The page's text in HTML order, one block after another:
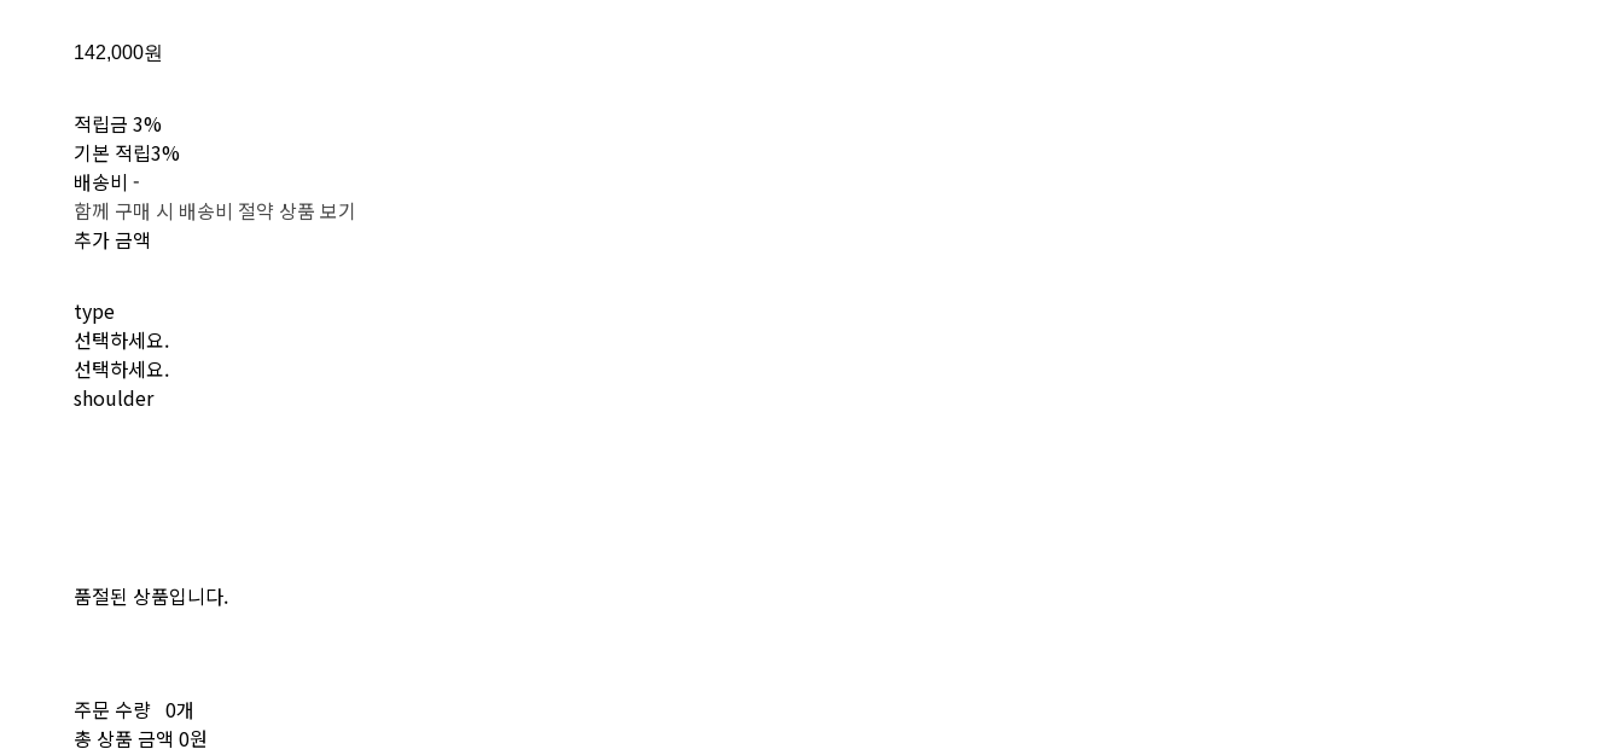
142,000원
적립금 3%
기본 적립3%
배송비-
함께 구매 시 배송비 절약 상품 보기
추가 금액
type
선택하세요.
선택하세요.
shoulder
품절된 상품입니다.
주문 수량 0개
총 상품 금액 0원